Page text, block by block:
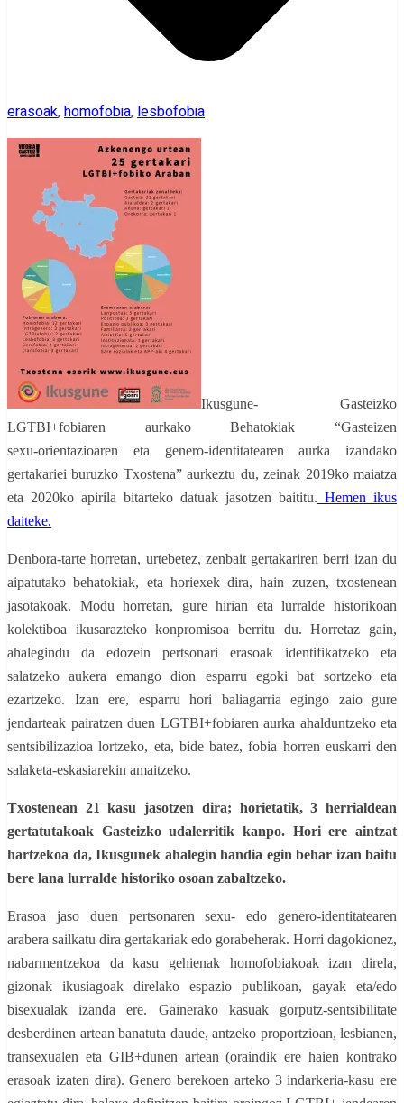
erasoak,homofobia,lesbofobia
Ikusgune- Gasteizko
LGTBI+fobiaren aurkako Behatokiak “Gasteizen
sexu‑orientazioaren eta genero-identitatearen aurka izandako
gertakariei buruzko Txostena” aurkeztu du, zeinak 2019ko maiatza
eta 2020ko apirila bitarteko datuak jasotzen baititu. Hemen ikus
daiteke.
Denbora-tarte horretan, urtebetez, zenbait gertakariren berri izan du
aipatutako behatokiak, eta horiexek dira, hain zuzen, txostenean
jasotakoak. Modu horretan, gure hirian eta lurralde historikoan
kolektiboa ikusarazteko konpromisoa berritu du. Horretaz gain,
ahalegindu da edozein pertsonari erasoak identifikatzeko eta
salatzeko aukera emango dion esparru egoki bat sortzeko eta
ezartzeko. Izan ere, esparru hori baliagarria egingo zaio gure
jendarteak pairatzen duen LGTBI+fobiaren aurka ahalduntzeko eta
sentsibilizazioa lortzeko, eta, bide batez, fobia horren euskarri den
salaketa-eskasiarekin amaitzeko.
Txostenean 21 kasu jasotzen dira; horietatik, 3 herrialdean
gertatutakoak Gasteizko udalerritik kanpo. Hori ere aintzat
hartzekoa da, Ikusgunek ahalegin handia egin behar izan baitu
bere lana lurralde historiko osoan zabaltzeko.
Erasoa jaso duen pertsonaren sexu- edo genero-identitatearen
arabera sailkatu dira gertakariak edo gorabeherak. Horri dagokionez,
nabarmentzekoa da kasu gehienak homofobiakoak izan direla,
gizonak ikusiagoak direlako espazio publikoan, gayak eta/edo
bisexualak izanda ere. Gainerako kasuak gorputz-sentsibilitate
desberdinen artean banatuta daude, antzeko proportzioan, lesbianen,
transexualen eta GIB+dunen artean (oraindik ere haien kontrako
erasoak izaten dira). Genero berekoen arteko 3 indarkeria‑kasu ere